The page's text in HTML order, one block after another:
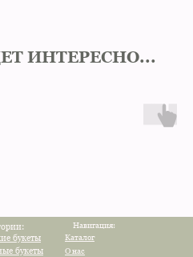
ИНТЕРЕСНО...
О нас
Каталог
Навигация:
букеты
букеты